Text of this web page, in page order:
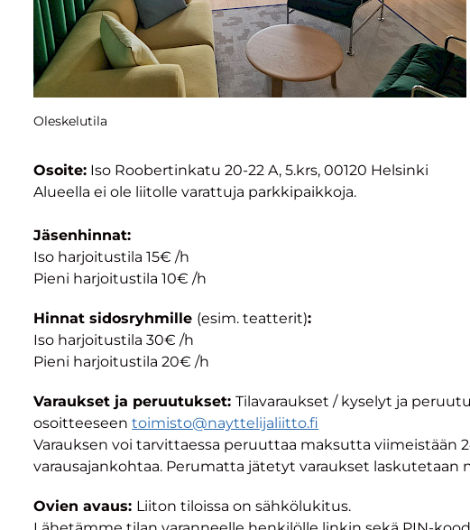
Oleskelutila
Osoite: Iso Roobertinkatu 20-22 A, 5.krs, 00120 Helsinki
Alueella ei ole liitolle varattuja parkkipaikkoja.
Jäsenhinnat:
Iso harjoitustila 15€ /h
Pieni harjoitustila 10€ /h
Hinnat sidosryhmille (esim. teatterit):
Iso harjoitustila 30€ /h
Pieni harjoitustila 20€ /h
Varaukset ja peruutukset:Tilavaraukset / kyselyt ja
osoitteeseentoimisto@nayttelijaliitto.fi
Varauksen voi tarvittaessa peruuttaa maksutta viimeistään
varausajankohtaa. Perumatta jätetyt varaukset laskutetaan
Ovien avaus: Liiton tiloissa on sähkölukitus.